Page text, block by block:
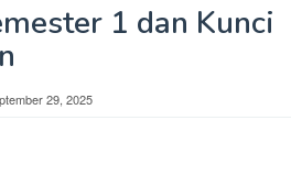
1 dan Kunci
29, 2025